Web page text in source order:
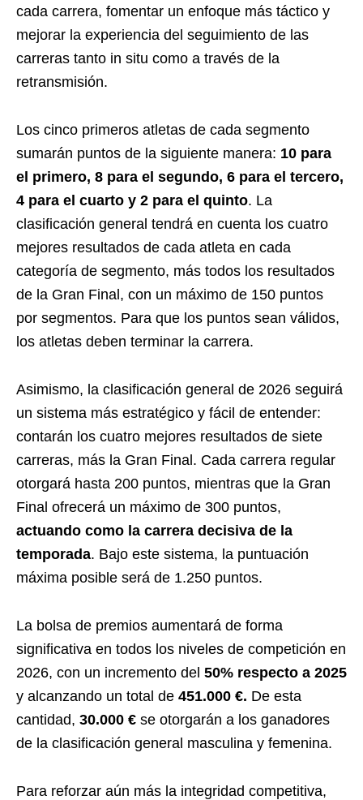
cada carrera, fomentar un enfoque más táctico y
mejorar la experiencia del seguimiento de las
carreras tanto in situ como a través de la
retransmisión.
Los cinco primeros atletas de cada segmento
sumarán puntos de la siguiente manera: 10 para
el primero, 8 para el segundo, 6 para el tercero,
4 para el cuarto y 2 para el quinto. La
clasificación general tendrá en cuenta los cuatro
mejores resultados de cada atleta en cada
categoría de segmento, más todos los resultados
de la Gran Final, con un máximo de 150 puntos
por segmentos. Para que los puntos sean válidos,
los atletas deben terminar la carrera.
Asimismo, la clasificación general de 2026 seguirá
un sistema más estratégico y fácil de entender:
contarán los cuatro mejores resultados de siete
carreras, más la Gran Final. Cada carrera regular
otorgará hasta 200 puntos, mientras que la Gran
Final ofrecerá un máximo de 300 puntos,
actuando como la carrera decisiva de la
temporada. Bajo este sistema, la puntuación
máxima posible será de 1.250 puntos.
La bolsa de premios aumentará de forma
significativa en todos los niveles de competición en
2026, con un incremento del 50% respecto a 2025
y alcanzando un total de 451.000 €. De esta
cantidad, 30.000 € se otorgarán a los ganadores
de la clasificación general masculina y femenina.
Para reforzar aún más la integridad competitiva,